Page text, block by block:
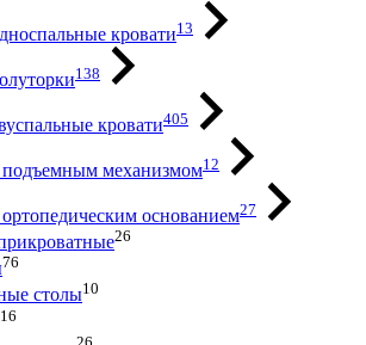
кровати13
138
кровати405
механизмом12
основанием27
26
76
столы10
16